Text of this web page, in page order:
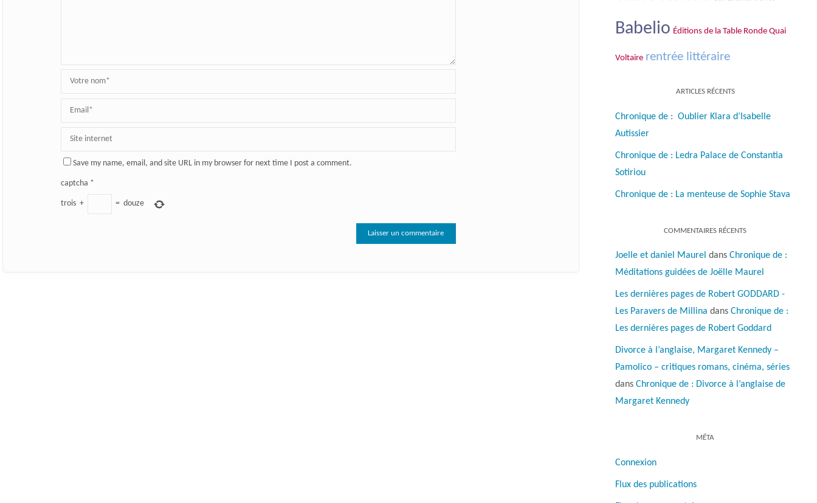
Save my name, email, and site URL in my browser for next time I post a comment.
captcha *
trois + = douze
Babelio Éditions de la Table Ronde Quai
Voltaire rentrée littéraire
ARTICLES RÉCENTS
Chronique de : Oublier Klara d’Isabelle
Autissier
Chronique de : Ledra Palace de Constantia
Sotiriou
Chronique de : La menteuse de Sophie Stava
COMMENTAIRES RÉCENTS
Joelle et daniel Maurel dans Chronique de :
Méditations guidées de Joëlle Maurel
Les dernières pages de Robert GODDARD -
Les Paravers de Millina dans Chronique de :
Les dernières pages de Robert Goddard
Divorce à l’anglaise, Margaret Kennedy –
Pamolico – critiques romans, cinéma, séries
dans Chronique de : Divorce à l’anglaise de
Margaret Kennedy
MÉTA
Connexion
Flux des publications